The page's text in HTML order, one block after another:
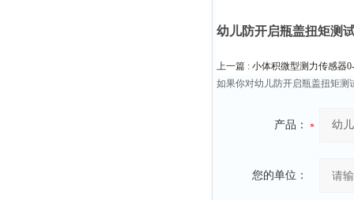
幼儿防开启瓶盖扭矩测
上一篇 : 小体积微型测力传感器
如果你对幼儿防开启瓶盖扭矩测
产品：
您的单位：